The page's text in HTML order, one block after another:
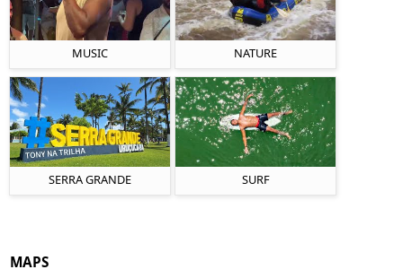
MUSIC NATURE
SERRA GRANDE SURF
MAPS